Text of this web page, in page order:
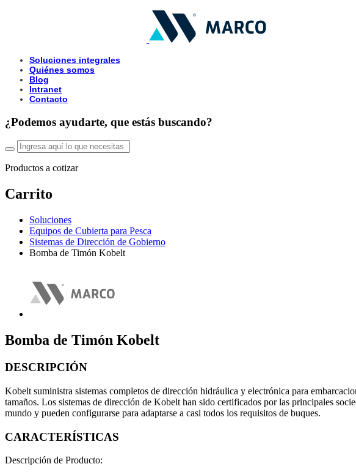
Soluciones integrales
Quiénes somos
Blog
Intranet
Contacto
¿Podemos ayudarte, que estás buscando?
Productos a cotizar
Carrito
Soluciones
Equipos de Cubierta para Pesca
Sistemas de Dirección de Gobierno
Bomba de Timón Kobelt
Bomba de Timón Kobelt
DESCRIPCIÓN
Kobelt suministra sistemas completos de dirección hidráulica y electrónica para
tamaños. Los sistemas de dirección de Kobelt han sido certificados por las principales
mundo y pueden configurarse para adaptarse a casi todos los requisitos de buques.
CARACTERÍSTICAS
Descripción de Producto: